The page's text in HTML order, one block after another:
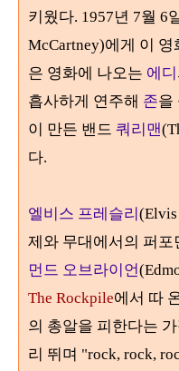
키웠다. 1957년 7월 6
McCartney)에게 이 영
은 영화에 나오는 에디
흡사하게 연주해 존을
이 만든 밴드 쿼리맨
다.
엘비스 프레슬리(Elvis
제와 무대에서의 퍼
먼드 오브라이언
The Rockpile에서 따
의 총알을 피한다는
리 뛰며 "rock, rock,